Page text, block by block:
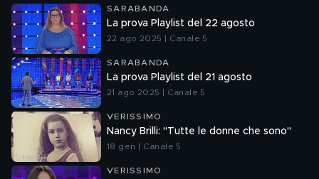
SARABANDA
La prova Playlist del 22 agosto
22 ago 2025 | Canale 5
SARABANDA
La prova Playlist del 21 agosto
21 ago 2025 | Canale 5
VERISSIMO
Nancy Brilli: "Tutte le donne che sono"
18 gen | Canale 5
VERISSIMO